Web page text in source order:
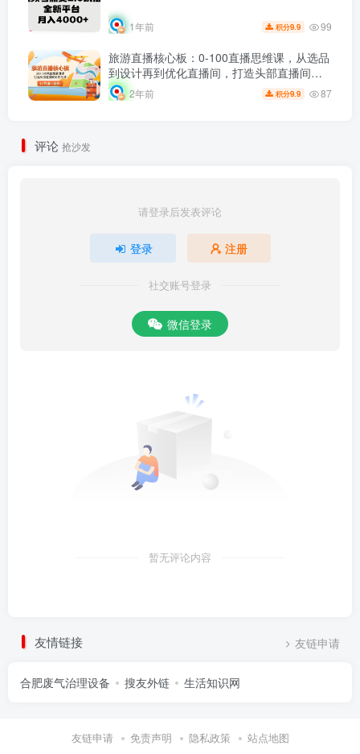
1年前 积分9.9 99
旅游直播核心板：0-100直播思维课，从选品
到设计再到优化直播间，打造头部直播间的
系统课程
2年前 积分9.9 87
评论 抢沙发
请登录后发表评论
登录 注册
社交账号登录
微信登录
暂无评论内容
友情链接 友链申请
合肥废气治理设备 搜友外链 生活知识网
友链申请 免责声明 隐私政策 站点地图